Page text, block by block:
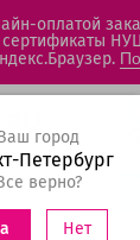
оплатой
сертификаты
город
Петербург
верно?
Нет